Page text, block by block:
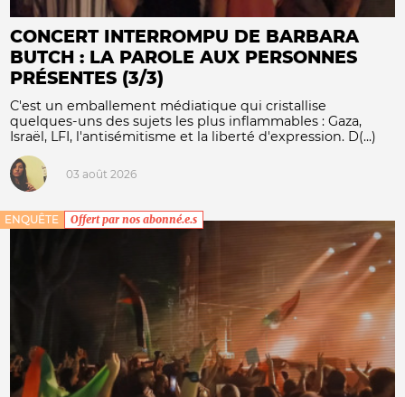
CONCERT INTERROMPU DE BARBARA
BUTCH : LA PAROLE AUX PERSONNES
PRÉSENTES (3/3)
C'est un emballement médiatique qui cristallise
quelques-uns des sujets les plus inflammables : Gaza,
Israël, LFI, l'antisémitisme et la liberté d'expression. D(...)
03 août 2026
ENQUÊTE Offert par nos abonné.e.s